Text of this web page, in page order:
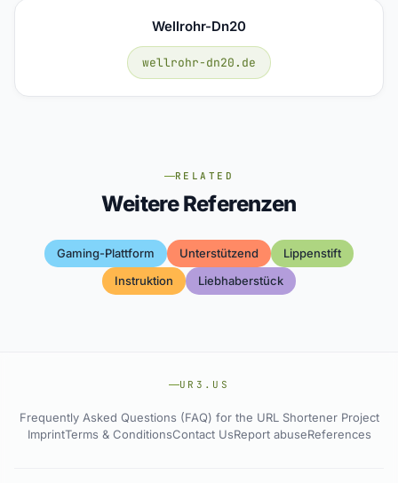
Wellrohr-Dn20
wellrohr-dn20.de
RELATED
Weitere Referenzen
Gaming-Plattform Unterstützend
Lippenstift
Instruktion
Liebhaberstück
UR3.US
Frequently Asked Questions (FAQ) for the URL Shortener Project
ImprintTerms & ConditionsContact UsReport abuseReferences